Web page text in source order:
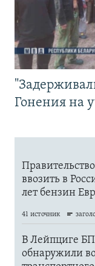
Гонения на